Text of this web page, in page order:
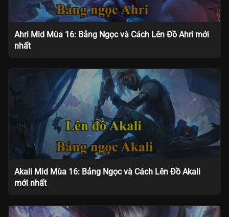
Ahri Mid Mùa 16: Bảng Ngọc và Cách Lên Đồ Ahri mới
nhất
Akali Mid Mùa 16: Bảng Ngọc và Cách Lên Đồ Akali
mới nhất